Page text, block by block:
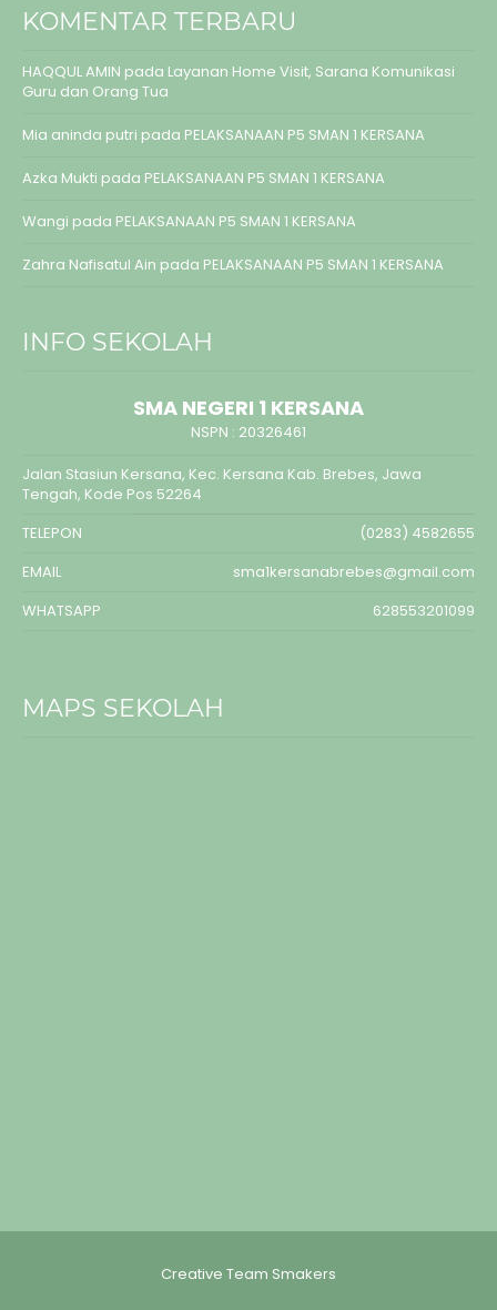
KOMENTAR TERBARU
HAQQUL AMIN pada Layanan Home Visit, Sarana Komunikasi
Guru dan Orang Tua
Mia aninda putri pada PELAKSANAAN P5 SMAN 1 KERSANA
Azka Mukti pada PELAKSANAAN P5 SMAN 1 KERSANA
Wangi pada PELAKSANAAN P5 SMAN 1 KERSANA
Zahra Nafisatul Ain pada PELAKSANAAN P5 SMAN 1 KERSANA
INFO SEKOLAH
SMA NEGERI 1 KERSANA
NSPN : 20326461
Jalan Stasiun Kersana, Kec. Kersana Kab. Brebes, Jawa
Tengah, Kode Pos 52264
TELEPON
(0283) 4582655
EMAIL
sma1kersanabrebes@gmail.com
WHATSAPP
628553201099
MAPS SEKOLAH
Creative Team Smakers